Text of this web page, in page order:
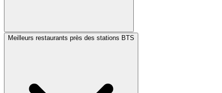
Meilleurs restaurants près des stations BTS